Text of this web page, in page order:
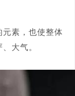
素，也使整体
大气。